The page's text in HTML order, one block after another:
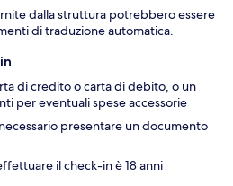
dalla struttura potrebbero essere
di traduzione automatica.
di credito o carta di debito, o un
per eventuali spese accessorie
presentare un documento
il check-in è 18 anni